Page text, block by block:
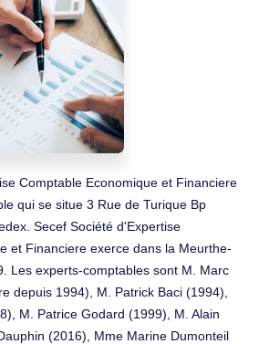
Comptable Economique et Financiere
qui se situe 3 Rue de Turique Bp
Secef Société d'Expertise
et Financiere exerce dans la Meurthe-
Les experts-comptables sont M. Marc
depuis 1994), M. Patrick Baci (1994),
M. Patrice Godard (1999), M. Alain
(2016), Mme Marine Dumonteil